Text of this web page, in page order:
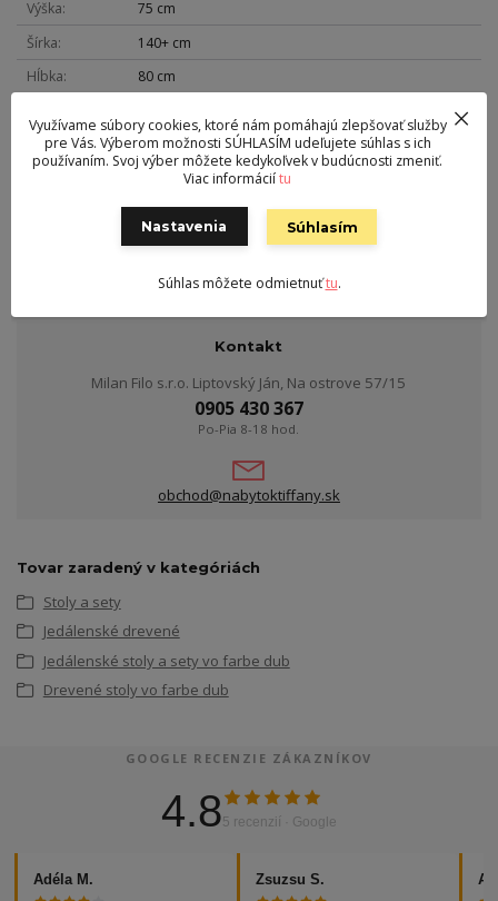
Výška
75 cm
Šírka
140+ cm
Hĺbka
80 cm
Nohy
drevo
rozkladací
100 cm
Kontakt
Milan Filo s.r.o. Liptovský Ján, Na ostrove 57/15
0905 430 367
Po-Pia 8-18 hod.
obchod@nabytoktiffany.sk
Tovar zaradený v kategóriách
Stoly a sety
Jedálenské drevené
Jedálenské stoly a sety vo farbe dub
Drevené stoly vo farbe dub
GOOGLE RECENZIE ZÁKAZNÍKOV
4.85 recenzií · Google
Adéla M. Zsuzsu S.
Využívame súbory cookies, ktoré nám pomáhajú zlepšovať služby
pre Vás. Výberom možnosti SÚHLASÍM udeľujete súhlas s ich
používaním. Svoj výber môžete kedykoľvek v budúcnosti zmeniť.
Viac informáciítu
Nastavenia Súhlasím
Súhlas môžete odmietnuťtu.